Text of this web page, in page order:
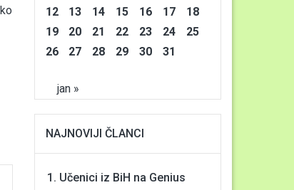
12
13 14 15 16 17
18
19
20 21 22 23 24
25
26
27 28 29 30 31
jan »
NAJNOVIJI ČLANCI
Učenici iz BiH na Genius